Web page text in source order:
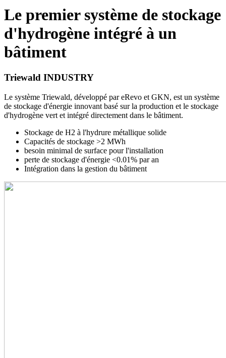
Le premier système de stockage
d'hydrogène intégré à un
bâtiment
Triewald INDUSTRY
Le système Triewald, développé par eRevo et GKN, est un système
de stockage d'énergie innovant basé sur la production et le stockage
d'hydrogène vert et intégré directement dans le bâtiment.
Stockage de H2 à l'hydrure métallique solide
Capacités de stockage >2 MWh
besoin minimal de surface pour l'installation
perte de stockage d'énergie <0.01% par an
Intégration dans la gestion du bâtiment